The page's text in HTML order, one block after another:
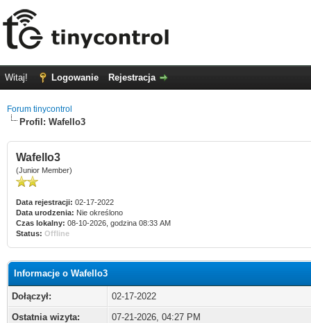
Witaj! Logowanie Rejestracja
Forum tinycontrol
Profil: Wafello3
Wafello3
(Junior Member)
Data rejestracji: 02-17-2022
Data urodzenia: Nie określono
Czas lokalny: 08-10-2026, godzina 08:33 AM
Status: Offline
Informacje o Wafello3
Dołączył:
02-17-2022
Ostatnia wizyta:
07-21-2026, 04:27 PM